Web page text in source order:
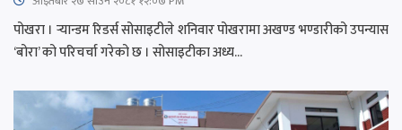
पोखरा । र्‍यान्डम रिडर्स सोसाइटीले शनिवार पोखरामा अखण्ड भण्डारीको उपन्यास
‘बोरा’ को परिचर्चा गरेको छ । सोसाइटीका अध्य...